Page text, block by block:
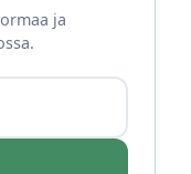
ja